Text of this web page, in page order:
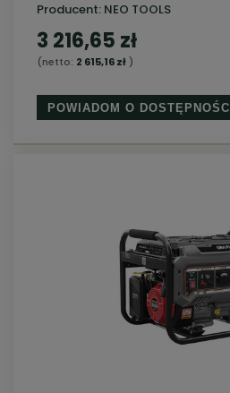
Producent: NEO TOOLS
3 216,65 zł
(netto: 2 615,16 zł)
POWIADOM O DOSTĘPNOŚCI